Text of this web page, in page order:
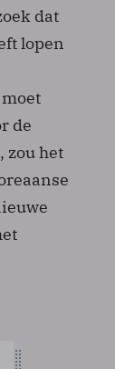
dat
lopen
de
zou het